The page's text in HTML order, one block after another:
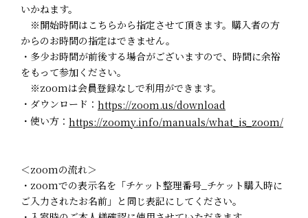
いかねます。
※開始時間はこちらから指定させて頂きます。購入者の方
からのお時間の指定はできません。
・多少お時間が前後する場合がございますので、時間に余裕
をもって参加ください。
※zoomは会員登録なしで利用ができます。
・ダウンロード： https://zoom.us/download
・使い方： https://zoomy.info/manuals/what_is_zoom/
＜zoomの流れ＞
・zoomでの表示名を「チケット整理番号_チケット購入時に
ご入力されたお名前」と同じ表記にしてください。